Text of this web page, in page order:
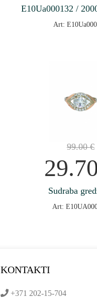
E10Ua000132 /
Art:
99.00€
Sudraba
Art:
KONTAKTI
+371 202-15-704